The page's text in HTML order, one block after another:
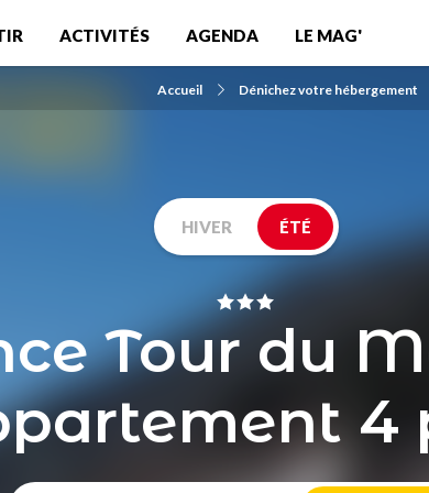
ACTIVITÉS AGENDA LE MAG'
Accueil Dénichez votre hébergement
HIVER ÉTÉ
Tour du
4